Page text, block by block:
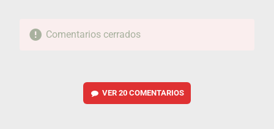
Comentarios cerrados
VER 20 COMENTARIOS